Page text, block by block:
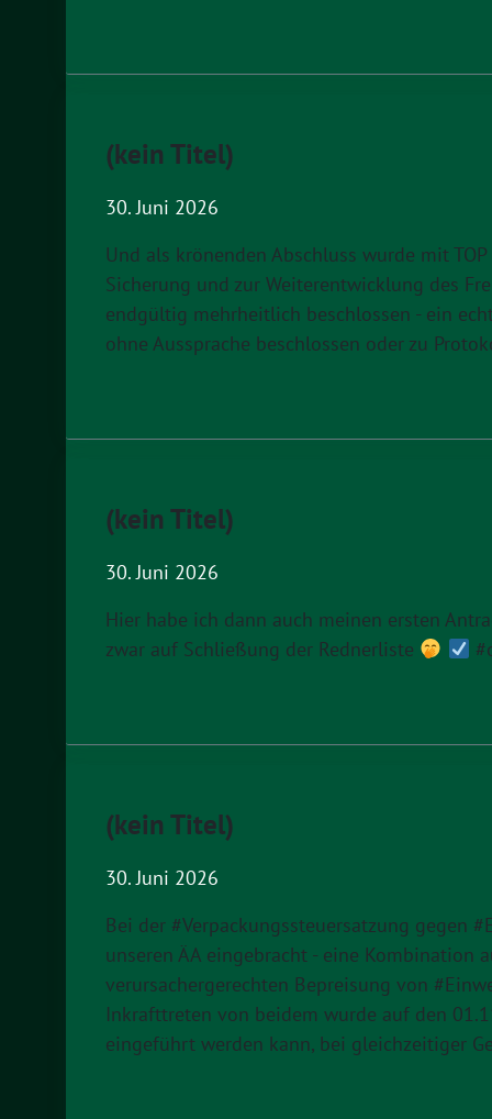
(kein Titel)
30. Juni 2026
Und als krönenden Abschluss wurde mit
Sicherung und zur Weiterentwicklung des
endgültig mehrheitlich beschlossen - ein
ohne Aussprache beschlossen oder zu
(kein Titel)
30. Juni 2026
Hier habe ich dann auch meinen ersten
zwar auf Schließung der Rednerliste
(kein Titel)
30. Juni 2026
Bei der #Verpackungssteuersatzung gegen
unseren ÄA eingebracht - eine Kombination
verursachergerechten Bepreisung von
Inkrafttreten von beidem wurde auf den
eingeführt werden kann, bei gleichzeitiger